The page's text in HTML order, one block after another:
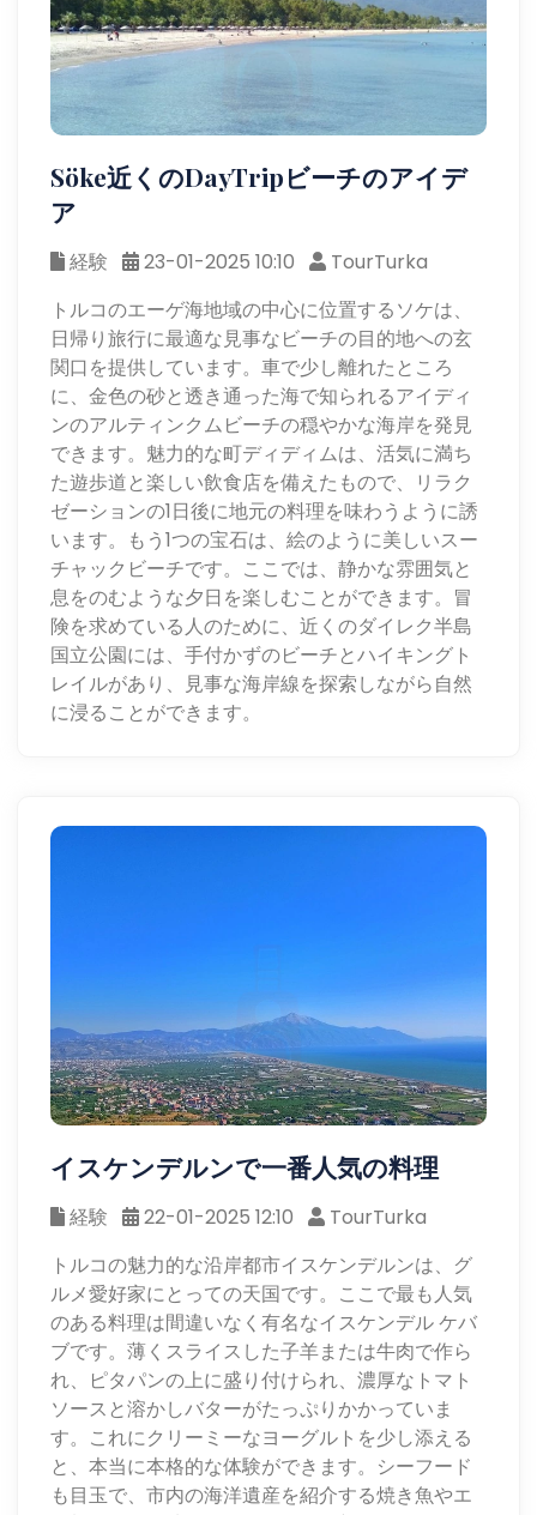
Söke近くのDayTripビーチのアイデ
ア
経験 23-01-2025 10:10
TourTurka
トルコのエーゲ海地域の中心に位置するソケは、
日帰り旅行に最適な見事なビーチの目的地への玄
関口を提供しています。車で少し離れたところ
に、金色の砂と透き通った海で知られるアイディ
ンのアルティンクムビーチの穏やかな海岸を発見
できます。魅力的な町ディディムは、活気に満ち
た遊歩道と楽しい飲食店を備えたもので、リラク
ゼーションの1日後に地元の料理を味わうように誘
います。もう1つの宝石は、絵のように美しいスー
チャックビーチです。ここでは、静かな雰囲気と
息をのむような夕日を楽しむことができます。冒
険を求めている人のために、近くのダイレク半島
国立公園には、手付かずのビーチとハイキングト
レイルがあり、見事な海岸線を探索しながら自然
に浸ることができます。
イスケンデルンで一番人気の料理
経験 22-01-2025 12:10
TourTurka
トルコの魅力的な沿岸都市イスケンデルンは、グ
ルメ愛好家にとっての天国です。ここで最も人気
のある料理は間違いなく有名なイスケンデル ケバ
ブです。薄くスライスした子羊または牛肉で作ら
れ、ピタパンの上に盛り付けられ、濃厚なトマト
ソースと溶かしバターがたっぷりかかっていま
す。これにクリーミーなヨーグルトを少し添える
と、本当に本格的な体験ができます。シーフード
も目玉で、市内の海洋遺産を紹介する焼き魚やエ